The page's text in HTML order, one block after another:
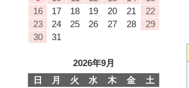
16
17 18 19 20 21
22
23
24 25 26 27 28
29
30
31
2026年9月
日
月 火 水 木 金
土